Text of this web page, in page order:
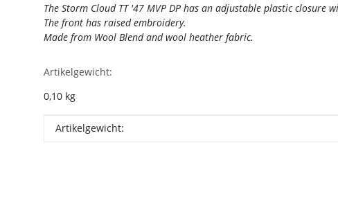
The Storm Cloud TT '47 MVP DP has an adjustable plastic closure
The front has raised embroidery.
Made from Wool Blend and wool heather fabric.
Artikelgewicht:
0,10 kg
Produkteigenschaft
Wert
Artikelgewicht: